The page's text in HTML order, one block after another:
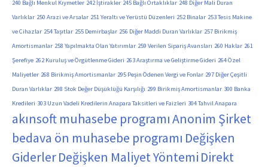
240 Bağlı Menkul Kıymetler 242 İştirakler 245 Bağlı Ortaklıklar 248 Diğer Mali Duran
Varlıklar 250 Arazi ve Arsalar 251 Yeraltı ve Yerüstü Düzenleri 252 Binalar 253 Tesis Makine
ve Cihazlar 254 Taşıtlar 255 Demirbaşlar 256 Diğer Maddi Duran Varlıklar 257 Birikmiş
Amortismanlar 258 Yapılmakta Olan Yatırımlar 259 Verilen Sipariş Avansları 260 Haklar 261
Şerefiye 262 Kuruluş ve Örgütlenme Gideri 263 Araştırma ve Geliştirme Gideri 264 Özel
Maliyetler 268 Birikmiş Amortismanlar 295 Peşin Ödenen Vergi ve Fonlar 297 Diğer Çeşitli
Duran Varlıklar 298 Stok Değer Düşüklüğü Karşılığı 299 Birikmiş Amortismanlar 300 Banka
Kredileri 303 Uzun Vadeli Kredilerin Anapara Taksitleri ve Faizleri 304 Tahvil Anapara
akınsoft muhasebe programıAnonim Şirket
bedava ön muhasebe programı Değişken
GiderlerDeğişken Maliyet Yöntemi Direkt